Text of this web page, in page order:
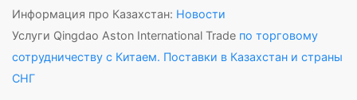
Информация про Казахстан: Новости
Услуги Qingdao Aston International Trade по торговому
сотрудничеству с Китаем. Поставки в Казахстан и страны
СНГ